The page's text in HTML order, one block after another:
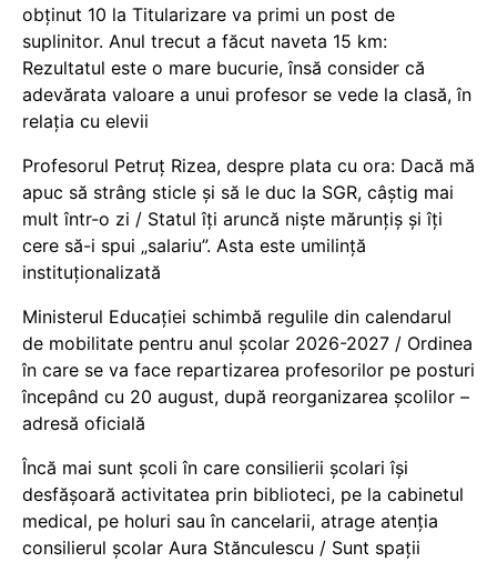
obținut 10 la Titularizare va primi un post de
suplinitor. Anul trecut a făcut naveta 15 km:
Rezultatul este o mare bucurie, însă consider că
adevărata valoare a unui profesor se vede la clasă, în
relația cu elevii
Profesorul Petruț Rizea, despre plata cu ora: Dacă mă
apuc să strâng sticle și să le duc la SGR, câștig mai
mult într-o zi / Statul îți aruncă niște mărunțiș și îți
cere să-i spui „salariu”. Asta este umilință
instituționalizată
Ministerul Educației schimbă regulile din calendarul
de mobilitate pentru anul școlar 2026-2027 / Ordinea
în care se va face repartizarea profesorilor pe posturi
începând cu 20 august, după reorganizarea școlilor –
adresă oficială
Încă mai sunt școli în care consilierii școlari își
desfășoară activitatea prin biblioteci, pe la cabinetul
medical, pe holuri sau în cancelarii, atrage atenția
consilierul școlar Aura Stănculescu / Sunt spații